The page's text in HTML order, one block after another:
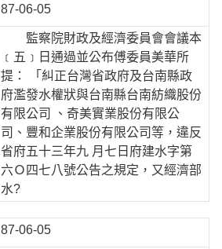
87-06-05
監察院財政及經濟委員會會議本
﹝五﹞日通過並公布傅委員美華所
提： 「糾正台灣省政府及台南縣政
府濫發水權狀與台南縣台南紡織股份
有限公司 、奇美實業股份有限公
司、豐和企業股份有限公司等，違反
省府五十三年九 月七日府建水字第
六Ｏ四七八號公告之規定，又經濟部
水?
87-06-05